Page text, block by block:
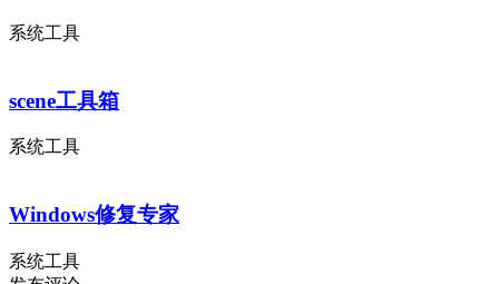
系统工具
scene工具箱
系统工具
Windows修复专家
系统工具